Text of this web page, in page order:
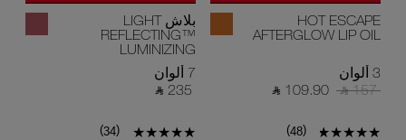
HOT ESCAPE
AFTERGLOW LIP OIL
3 ألوان
‎ ⃁ 157 ‎
‎ ⃁ 109.90 ‎
(
48
)
بلاش LIGHT
REFLECTING™
LUMINIZING
7 ألوان
‎ ⃁ 235 ‎
(
34
)